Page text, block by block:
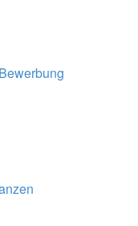
Bewerbung